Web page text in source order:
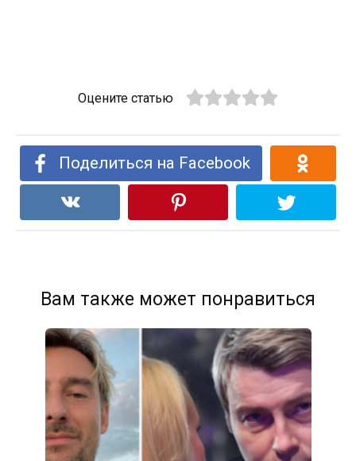
Оцените статью
Поделиться на Facebook
Вам также может понравиться